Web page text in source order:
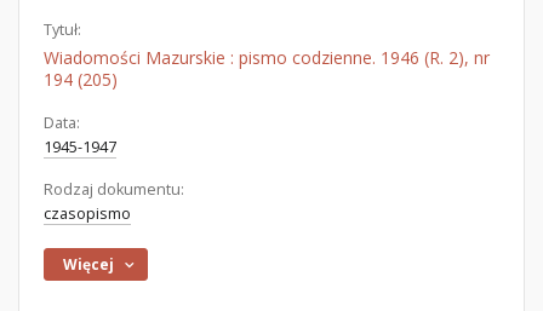
Tytuł:
Wiadomości Mazurskie : pismo codzienne. 1946 (R. 2), nr
194 (205)
Data:
1945-1947
Rodzaj dokumentu:
czasopismo
Więcej